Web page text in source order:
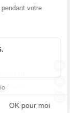
·
réservés.